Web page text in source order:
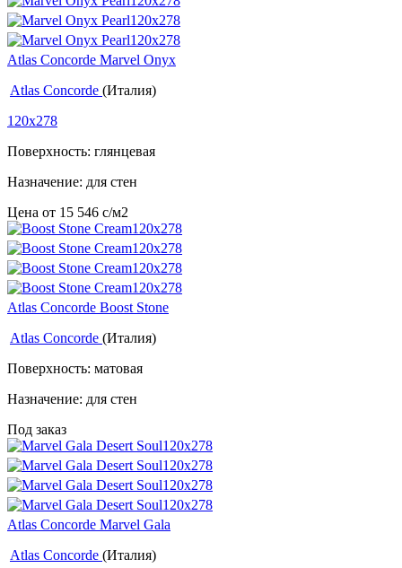
Atlas Concorde Marvel Onyx
Atlas Concorde (Италия)
120x278
Поверхность: глянцевая
Назначение: для стен
Цена от 15 546 c/м2
Atlas Concorde Boost Stone
Atlas Concorde (Италия)
Поверхность: матовая
Назначение: для стен
Под заказ
Atlas Concorde Marvel Gala
Atlas Concorde (Италия)